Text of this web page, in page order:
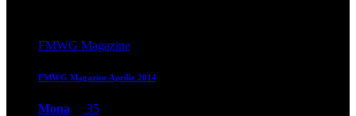
FMWG Magazine
FMWG Magazine Aprilie 2014
Mona 35